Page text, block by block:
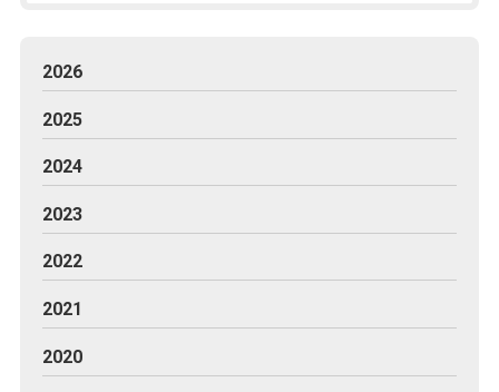
2026
2025
2024
2023
2022
2021
2020